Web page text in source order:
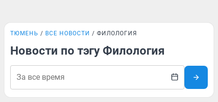
ТЮМЕНЬ ВСЕ НОВОСТИ ФИЛОЛОГИЯ
Новости по тэгу Филология